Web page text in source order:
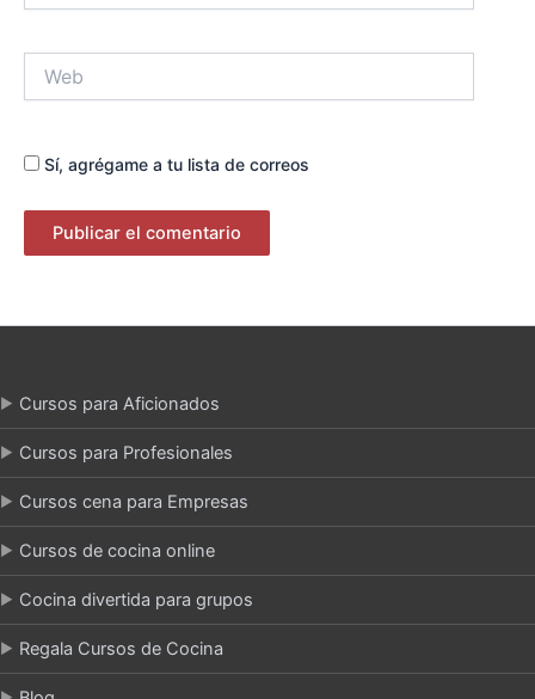
Sí, agrégame a tu lista de correos
Cursos para Aficionados
Cursos para Profesionales
Cursos cena para Empresas
Cursos de cocina online
Cocina divertida para grupos
Regala Cursos de Cocina